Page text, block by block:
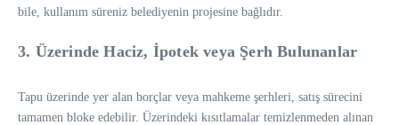
bile, kullanım süreniz belediyenin projesine bağlıdır.
3. Üzerinde Haciz, İpotek veya Şerh Bulunanlar
Tapu üzerinde yer alan borçlar veya mahkeme şerhleri, satış sürecini
tamamen bloke edebilir. Üzerindeki kısıtlamalar temizlenmeden alınan